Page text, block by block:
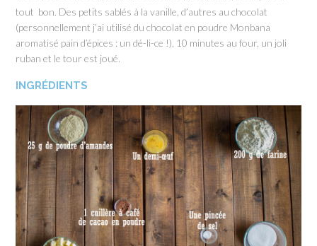
tout bon. Des petits sablés à la vanille, d’autres au chocolat
(personnellement j’ai utilisé du chocolat en poudre Monbana
aromatisé pain d’épices : un dé-li-ce !), 10 minutes au four, un joli
ruban et le tour est joué.
INGRÉDIENTS